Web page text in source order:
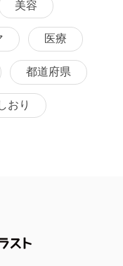
美容
医療
都道府県
おり